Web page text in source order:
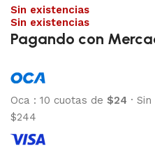
Sin existencias
Sin existencias
Pagando con
Oca : 10 cuotas de $24 · Sin
$244